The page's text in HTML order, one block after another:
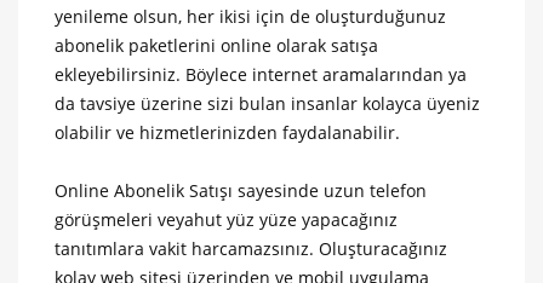
yenileme olsun, her ikisi için de oluşturduğunuz
abonelik paketlerini online olarak satışa
ekleyebilirsiniz. Böylece internet aramalarından ya
da tavsiye üzerine sizi bulan insanlar kolayca üyeniz
olabilir ve hizmetlerinizden faydalanabilir.
Online Abonelik Satışı sayesinde uzun telefon
görüşmeleri veyahut yüz yüze yapacağınız
tanıtımlara vakit harcamazsınız. Oluşturacağınız
kolay web sitesi üzerinden ve mobil uygulama